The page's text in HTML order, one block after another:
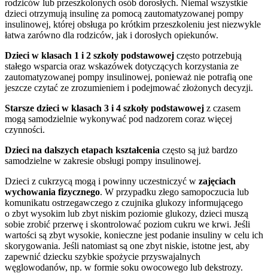
rodziców lub przeszkolonych osób dorosłych. Niemal wszystkie
dzieci otrzymują insulinę za pomocą zautomatyzowanej pompy
insulinowej, której obsługa po krótkim przeszkoleniu jest niezwykle
łatwa zarówno dla rodziców, jak i dorosłych opiekunów.
Dzieci w klasach 1 i 2 szkoły podstawowej często potrzebują
stałego wsparcia oraz wskazówek dotyczących korzystania ze
zautomatyzowanej pompy insulinowej, ponieważ nie potrafią one
jeszcze czytać ze zrozumieniem i podejmować złożonych decyzji.
Starsze dzieci w klasach 3 i 4 szkoły podstawowej z czasem
mogą samodzielnie wykonywać pod nadzorem coraz więcej
czynności.
Dzieci na dalszych etapach kształcenia często są już bardzo
samodzielne w zakresie obsługi pompy insulinowej.
Dzieci z cukrzycą mogą i powinny uczestniczyć w zajęciach
wychowania fizycznego. W przypadku złego samopoczucia lub
komunikatu ostrzegawczego z czujnika glukozy informującego
o zbyt wysokim lub zbyt niskim poziomie glukozy, dzieci muszą
sobie zrobić przerwę i skontrolować poziom cukru we krwi. Jeśli
wartości są zbyt wysokie, konieczne jest podanie insuliny w celu ich
skorygowania. Jeśli natomiast są one zbyt niskie, istotne jest, aby
zapewnić dziecku szybkie spożycie przyswajalnych
węglowodanów, np. w formie soku owocowego lub dekstrozy.